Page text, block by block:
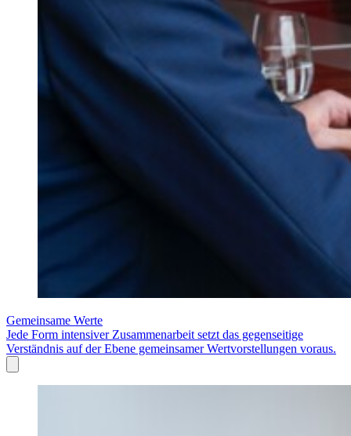
Gemeinsame Werte
Jede Form intensiver Zusammenarbeit setzt das gegenseitige
Verständnis auf der Ebene gemeinsamer Wertvorstellungen voraus.